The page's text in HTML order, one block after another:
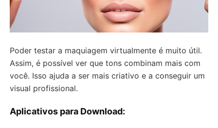
Poder testar a maquiagem virtualmente é muito útil.
Assim, é possível ver que tons combinam mais com
você. Isso ajuda a ser mais criativo e a conseguir um
visual profissional.
Aplicativos para Download: